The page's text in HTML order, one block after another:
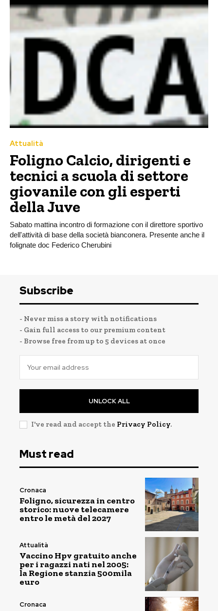
Attualità
Foligno Calcio, dirigenti e
tecnici a scuola di settore
giovanile con gli esperti
della Juve
Sabato mattina incontro di formazione con il direttore sportivo
dell'attività di base della società bianconera. Presente anche il
folignate doc Federico Cherubini
Subscribe
- Never miss a story with notifications
- Gain full access to our premium content
- Browse free from up to 5 devices at once
UNLOCK ALL
I've read and accept the Privacy Policy.
Must read
Cronaca
Foligno, sicurezza in centro
storico: nuove telecamere
entro le metà del 2027
Attualità
Vaccino Hpv gratuito anche
per i ragazzi nati nel 2005:
la Regione stanzia 500mila
euro
Cronaca